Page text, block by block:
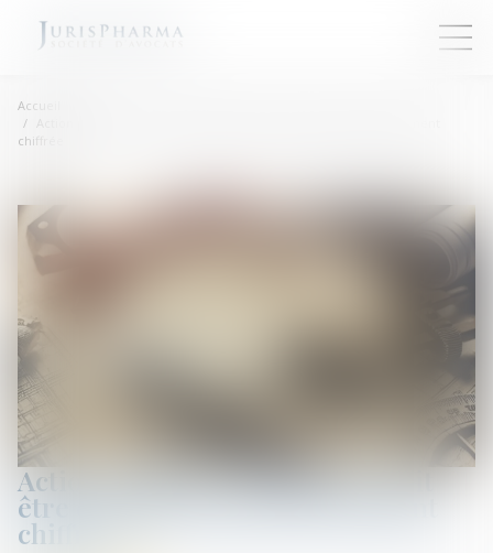
Accueil
Action paulienne : la créance doit être certaine, mais pas forcément
chiffrée
Action paulienne : la créance doit
être certaine, mais pas forcément
chiffrée